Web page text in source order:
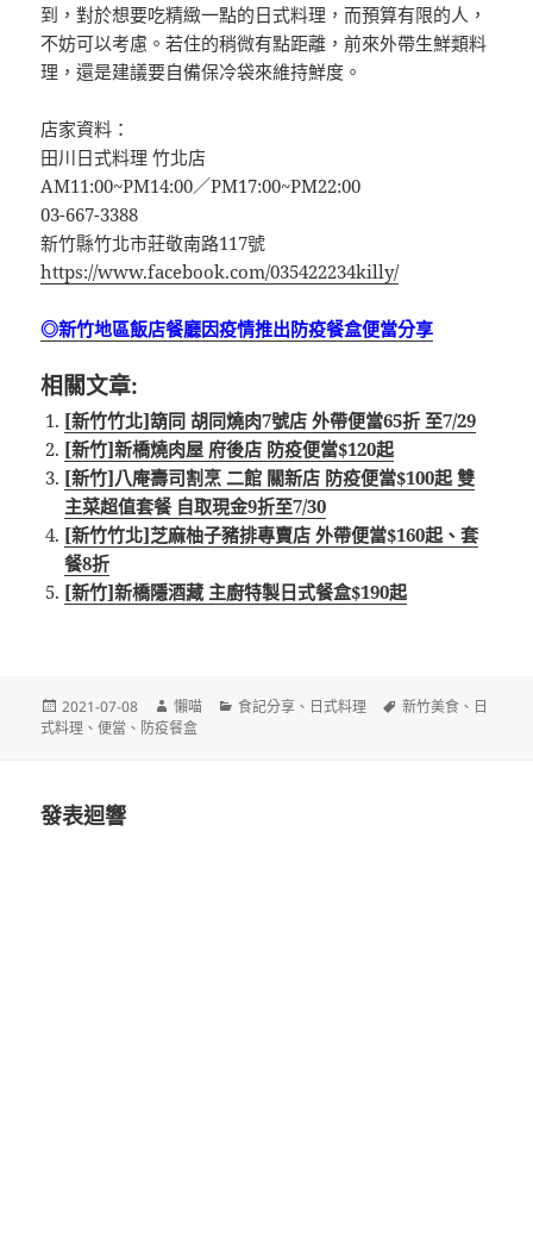
到，對於想要吃精緻一點的日式料理，而預算有限的人，
不妨可以考慮。若住的稍微有點距離，前來外帶生鮮類料
理，還是建議要自備保冷袋來維持鮮度。
店家資料：
田川日式料理 竹北店
AM11:00~PM14:00／PM17:00~PM22:00
03-667-3388
新竹縣竹北市莊敬南路117號
https://www.facebook.com/035422234killy/
◎新竹地區飯店餐廳因疫情推出防疫餐盒便當分享
相關文章:
[新竹竹北]箶同 胡同燒肉7號店 外帶便當65折 至7/29
[新竹]新橋燒肉屋 府後店 防疫便當$120起
[新竹]八庵壽司割烹 二館 關新店 防疫便當$100起 雙
主菜超值套餐 自取現金9折至7/30
[新竹竹北]芝麻柚子豬排專賣店 外帶便當$160起、套
餐8折
[新竹]新橋隱酒藏 主廚特製日式餐盒$190起
發
佈
2021-07-08
作
者
懶喵
分
食記分享 、 日式料理
標
新竹美食 、 日
式料理 、便當 、 防疫餐盒
發表迴響